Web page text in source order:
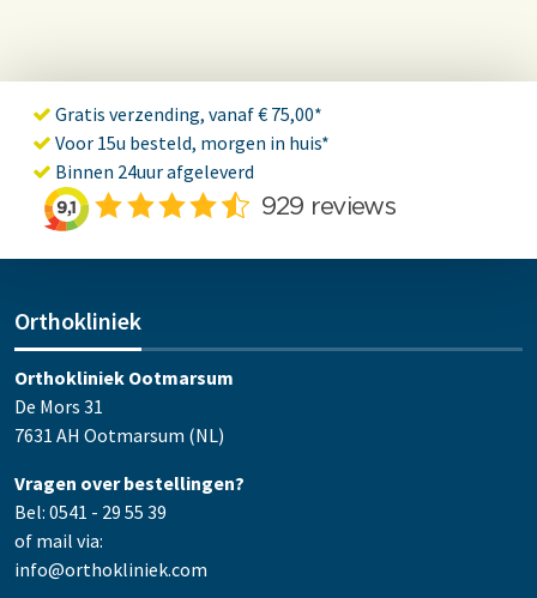
Gratis verzending, vanaf € 75,00*
Voor 15u besteld, morgen in huis*
Binnen 24uur afgeleverd
Orthokliniek
Orthokliniek Ootmarsum
De Mors 31
7631 AH Ootmarsum (NL)
Vragen over bestellingen?
Bel: 0541 - 29 55 39
of mail via:
info@orthokliniek.com